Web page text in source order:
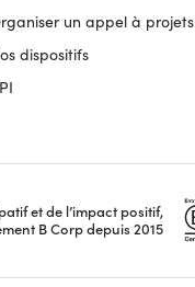
un appel à projets
dispositifs
et de l’impact positif,
B Corp depuis 2015